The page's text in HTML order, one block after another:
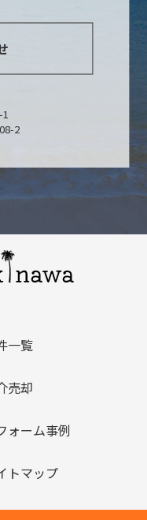
2
一覧
売却
ォーム事例
トマップ